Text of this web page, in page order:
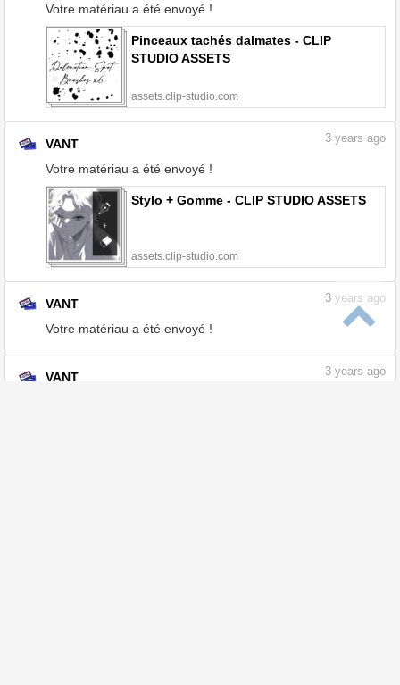
Votre matériau a été envoyé !
Pinceaux tachés dalmates - CLIP
STUDIO ASSETS
assets.clip-studio.com
VANT
Votre matériau a été envoyé !
3 years ago
Stylo + Gomme - CLIP STUDIO ASSETS
assets.clip-studio.com
VANT
Votre matériau a été envoyé !
3 years ago
VANT
3 years ago